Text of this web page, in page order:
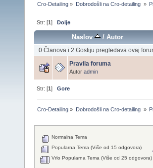
Cro-Detailing » Dobrodošli na Cro-detailing »
Str: [1]Dolje
Naslov /Autor
0 Članova i 2 Gostiju pregledava ovaj
Pravila foruma
Autor admin
Str: [1]Gore
Cro-Detailing » Dobrodošli na Cro-detailing »
Normalna Tema
Popularna Tema (Više od 15 odgovora)
Vrlo Popularna Tema (Više od 25 odgovora)